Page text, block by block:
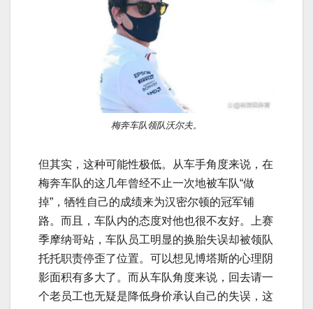
梅奔车队领队沃尔夫。
但其实，这种可能性极低。从车手角度来说，在
梅奔车队的这几年曾经不止一次地被车队“做
掉”，牺牲自己的成绩来为汉密尔顿的冠军铺
路。而且，车队内的态度对他也很不友好。上赛
季摩纳哥站，车队员工明显的换胎失误却被领队
托托职责停歪了位置。可以想见博塔斯的心理阴
影面积有多大了。而从车队角度来说，回去请一
个老员工也无疑是降低身价承认自己的失误，这